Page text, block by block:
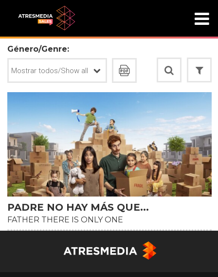
Género/Genre:
PADRE NO HAY MÁS QUE...
FATHER THERE IS ONLY ONE